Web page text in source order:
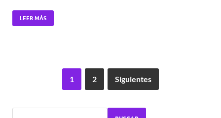
LEER MÁS
1 2 Siguientes